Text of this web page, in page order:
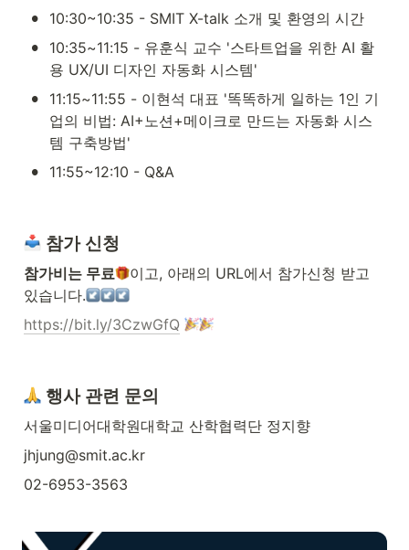
• 10:30~10:35 - SMIT X-talk 소개 및 환영의 시간
•
10:35~11:15 - 유훈식 교수 '스타트업을 위한 AI 활
용 UX/UI 디자인 자동화 시스템'
•
11:15~11:55 - 이현석 대표 '똑똑하게 일하는 1인 기
업의 비법: AI+노션+메이크로 만드는 자동화 시스
템 구축방법'
• 11:55~12:10 - Q&A
참가 신청
참가비는 무료
이고, 아래의 URL에서 참가신청 받고
있습니다.
https://bit.ly/3CzwGfQ
행사 관련 문의
서울미디어대학원대학교 산학협력단 정지향
jhjung@smit.ac.kr
02-6953-3563